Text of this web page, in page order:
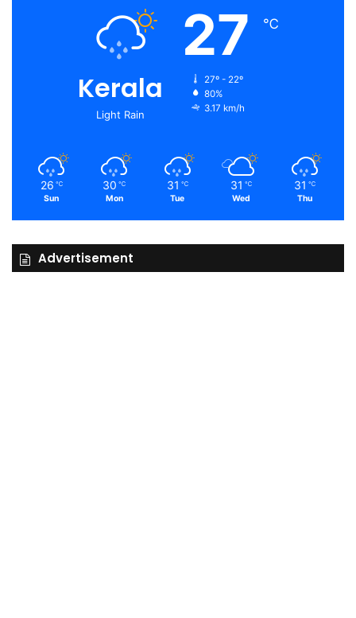
Kerala
Light Rain
27 ℃
27º - 22º
80%
3.17 km/h
26 ℃
Sun
30 ℃
Mon
31 ℃
Tue
31 ℃
Wed
31 ℃
Thu
Advertisement